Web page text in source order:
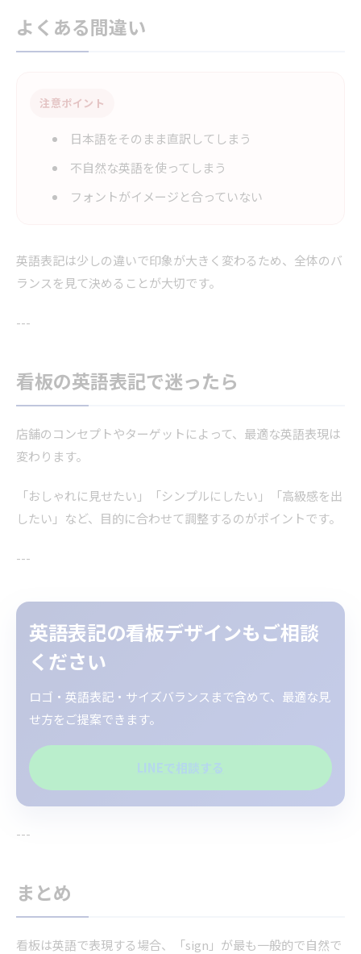
よくある間違い
注意ポイント
日本語をそのまま直訳してしまう
不自然な英語を使ってしまう
フォントがイメージと合っていない
英語表記は少しの違いで印象が大きく変わるため、全体のバ
ランスを見て決めることが大切です。
---
看板の英語表記で迷ったら
店舗のコンセプトやターゲットによって、最適な英語表現は
変わります。
「おしゃれに見せたい」「シンプルにしたい」「高級感を出
したい」など、目的に合わせて調整するのがポイントです。
---
英語表記の看板デザインもご相談
ください
ロゴ・英語表記・サイズバランスまで含めて、最適な見
せ方をご提案できます。
LINEで相談する
---
まとめ
看板は英語で表現する場合、「sign」が最も一般的で自然で